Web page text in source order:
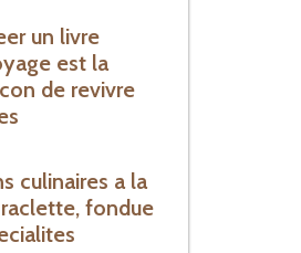
un livre
est la
de revivre
culinaires a la
fondue